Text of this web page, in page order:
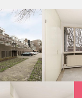
Bruto